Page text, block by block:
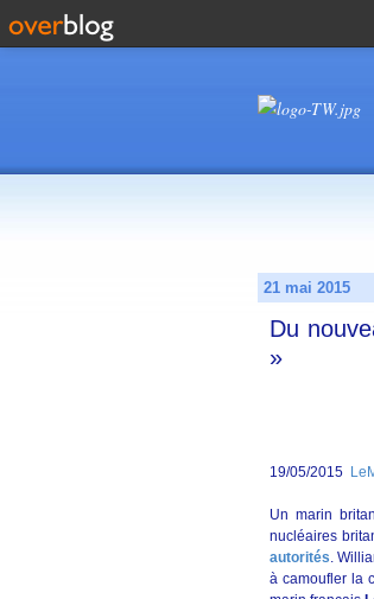
21 mai 2015
Du
»
19/05/2015
Un marin
nucléaires
autorités.
à camoufler la